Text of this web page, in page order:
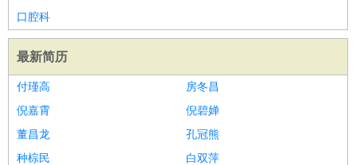
口腔科
最新简历
付瑾高
房冬昌
倪嘉霄
倪碧婵
董昌龙
孔冠熊
种棕民
白双萍